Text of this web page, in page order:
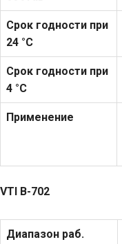
Срок годности при
24 °С
Срок годности при
4 °С
Применение
VTI В-702
Диапазон раб.